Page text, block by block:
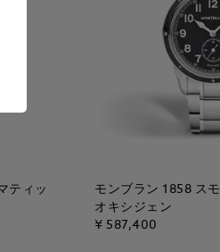
ティッ
モンブラン 1858 ス
オキシジェン
¥ 587,400